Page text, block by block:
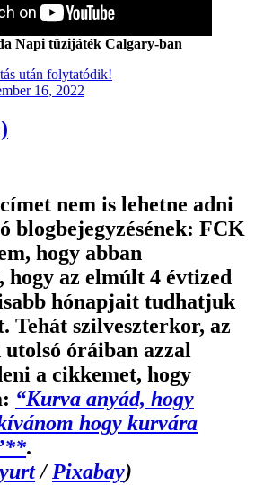
Napi tüzijáték Calgary-ban
után folytatódik!
16, 2022
nem is lehetne adni
blogbejegyzésének: FCK
hogy abban
hogy az elmúlt 4 évtized
hónapjait tudhatjuk
Tehát szilveszterkor, az
utolsó óráiban azzal
a cikkemet, hogy
“Kurva anyád, hogy
hogy kurvára
.
/Pixabay)